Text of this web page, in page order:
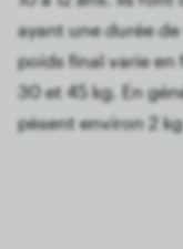
ayant une durée
poids final varie en
30 et 45 kg. En
pèsent environ 2